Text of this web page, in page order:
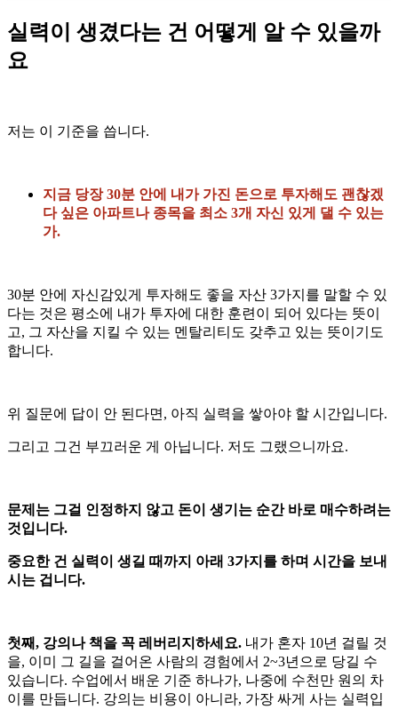
실력이 생겼다는 건 어떻게 알 수 있을까
요
저는 이 기준을 씁니다.
지금 당장 30분 안에 내가 가진 돈으로 투자해도 괜찮겠
다 싶은 아파트나 종목을 최소 3개 자신 있게 댈 수 있는
가.
30분 안에 자신감있게 투자해도 좋을 자산 3가지를 말할 수 있
다는 것은 평소에 내가 투자에 대한 훈련이 되어 있다는 뜻이
고, 그 자산을 지킬 수 있는 멘탈리티도 갖추고 있는 뜻이기도
합니다.
위 질문에 답이 안 된다면, 아직 실력을 쌓아야 할 시간입니다.
그리고 그건 부끄러운 게 아닙니다. 저도 그랬으니까요.
문제는 그걸 인정하지 않고 돈이 생기는 순간 바로 매수하려는
것입니다.
중요한 건 실력이 생길 때까지 아래 3가지를 하며 시간을 보내
시는 겁니다.
첫째, 강의나 책을 꼭 레버리지하세요. 내가 혼자 10년 걸릴 것
을, 이미 그 길을 걸어온 사람의 경험에서 2~3년으로 당길 수
있습니다. 수업에서 배운 기준 하나가, 나중에 수천만 원의 차
이를 만듭니다. 강의는 비용이 아니라, 가장 싸게 사는 실력입